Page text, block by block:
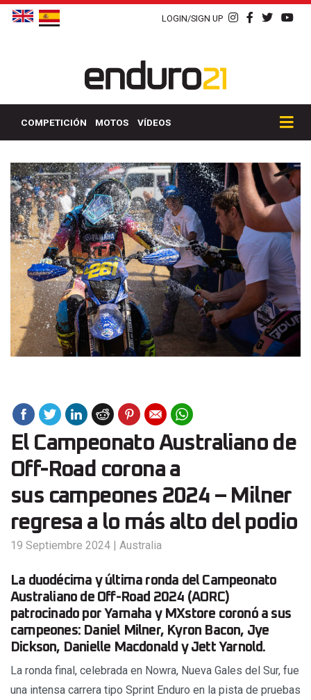
LOGIN/SIGN UP
COMPETICIÓN MOTOS VÍDEOS
El Campeonato Australiano de
Off-Road corona a
sus campeones 2024 – Milner
regresa a lo más alto del podio
19 Septiembre 2024 | Australia
La duodécima y última ronda del Campeonato
Australiano de Off-Road 2024 (AORC)
patrocinado por Yamaha y MXstore coronó a sus
campeones: Daniel Milner, Kyron Bacon, Jye
Dickson, Danielle Macdonald y Jett Yarnold.
La ronda final, celebrada en Nowra, Nueva Gales del Sur, fue
una intensa carrera tipo Sprint Enduro en la pista de pruebas